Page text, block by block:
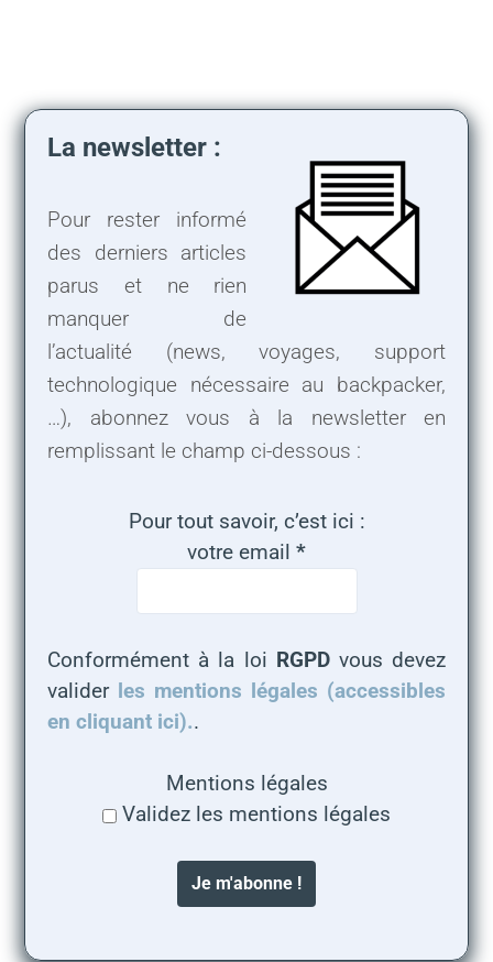
La newsletter :
Pour rester informé
des derniers articles
parus et ne rien
manquer de
l’actualité (news, voyages, support
technologique nécessaire au backpacker,
…), abonnez vous à la newsletter en
remplissant le champ ci-dessous :
Pour tout savoir, c’est ici :
votre email *
Conformément à la loi RGPDvous devez
valider les mentions légales (accessibles
en cliquant ici)..
Mentions légales
Validez les mentions légales